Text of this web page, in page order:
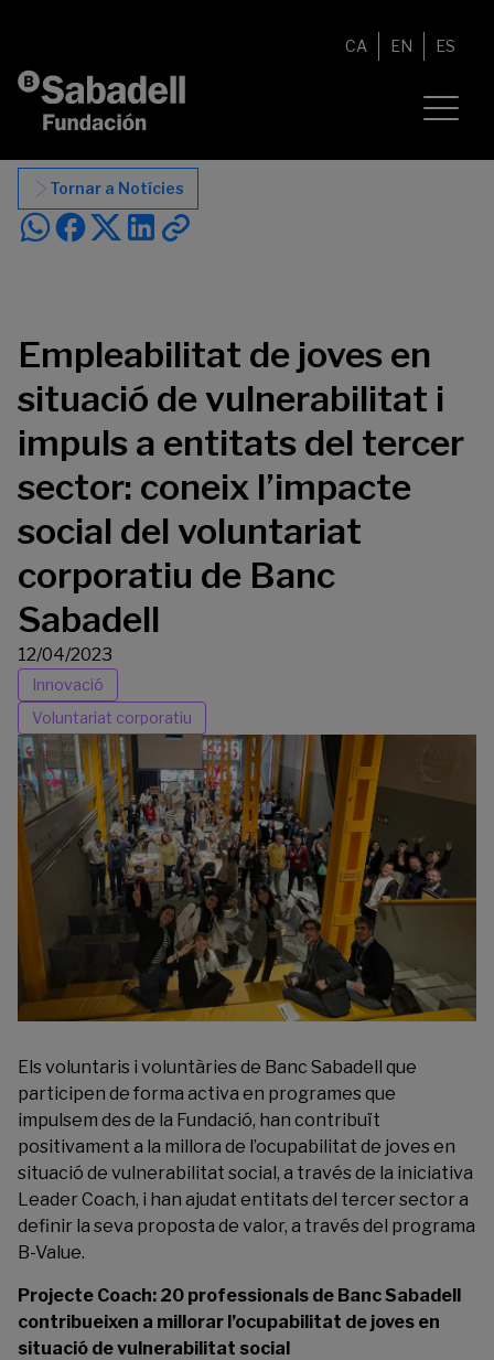
CA EN ES
Tornar a Notícies
Empleabilitat de joves en
situació de vulnerabilitat i
impuls a entitats del tercer
sector: coneix l’impacte
social del voluntariat
corporatiu de Banc
Sabadell
12/04/2023
Innovació
Voluntariat corporatiu
Els voluntaris i voluntàries de Banc Sabadell que
participen de forma activa en programes que
impulsem des de la Fundació, han contribuït
positivament a la millora de l’ocupabilitat de joves en
situació de vulnerabilitat social, a través de la iniciativa
Leader Coach, i han ajudat entitats del tercer sector a
definir la seva proposta de valor, a través del programa
B-Value.
Projecte Coach: 20 professionals de Banc Sabadell
contribueixen a millorar l’ocupabilitat de joves en
situació de vulnerabilitat social